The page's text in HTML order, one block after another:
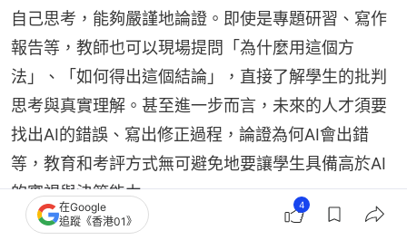
自己思考，能夠嚴謹地論證。即使是專題研習、寫作
報告等，教師也可以現場提問「為什麼用這個方
法」、「如何得出這個結論」，直接了解學生的批判
思考與真實理解。甚至進一步而言，未來的人才須要
找出AI的錯誤、寫出修正過程，論證為何AI會出錯
等，教育和考評方式無可避免地要讓學生具備高於AI
的審視與決策能力。
在Google
追蹤《香港01》
4